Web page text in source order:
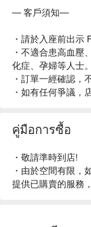
— 客戶須知—
・請於入座前出示
・不適合患高血壓
化症、孕婦等人士。
・訂單一經確認，
・如有任何爭議，
คู่มือการซื้อ
・敬請準時到店!
・由於空間有限，
提供已購賣的服務